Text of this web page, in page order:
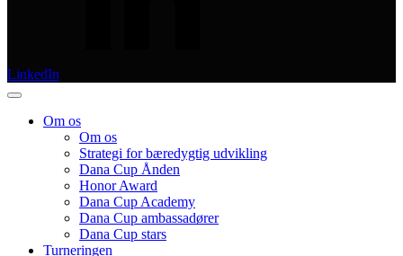
LinkedIn
Om os
Om os
Strategi for bæredygtig udvikling
Dana Cup Ånden
Honor Award
Dana Cup Academy
Dana Cup ambassadører
Dana Cup stars
Turneringen